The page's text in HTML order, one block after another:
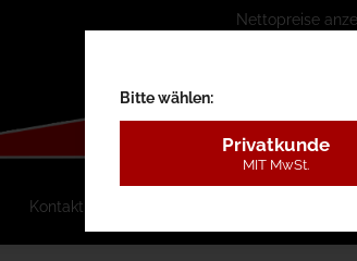
Nettopreise
Kontakt
Bitte wählen:
Privatkunde
MIT MwSt.